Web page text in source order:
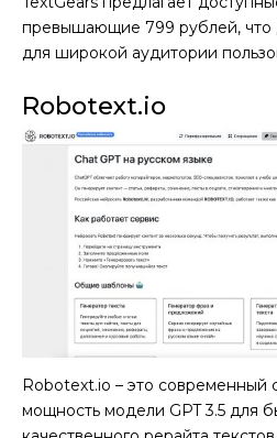
превышающие 799 рублей, что
для широкой аудитории
Robotext.io
Robotext.io – это современный
мощность модели GPT 3.5 для